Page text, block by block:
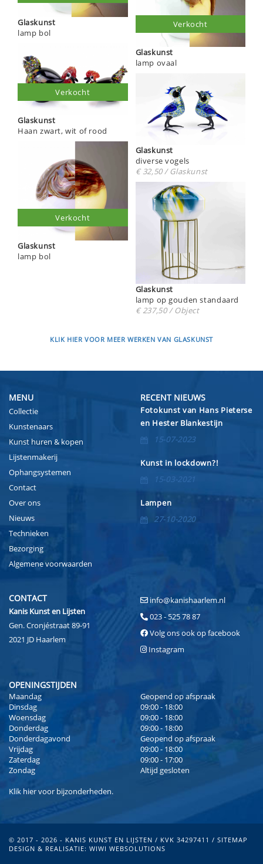
Glaskunst
lamp bol
Glaskunst
Haan zwart, wit of rood
Verkocht
Glaskunst
lamp bol
Verkocht
Glaskunst
lamp ovaal
Verkocht
Glaskunst
diverse vogels
€ 32,50 / Glaskunst
Glaskunst
lamp op gouden standaard
€ 237,50 / Object
KLIK HIER VOOR MEER WERKEN VAN GLASKUNST
MENU
Collectie
Kunstenaars
Kunst huren & kopen
Lijstenmakerij
Ophangsystemen
Contact
Over ons
Nieuws
Technieken
Bezorging
Algemene voorwaarden
RECENT NIEUWS
Fotokunst van Hans Pieterse
en Hester Blankestijn
15-07-2023
Kunst in lockdown?!
15-03-2021
Lampen
27-10-2020
CONTACT
Kanis Kunst en Lijsten
Gen. Cronjéstraat 89-91
2021 JD Haarlem
info@kanishaarlem.nl
023 - 525 78 87
Volg ons ook op facebook
Instagram
OPENINGSTIJDEN
Maandag
Geopend op afspraak
Dinsdag
09:00 - 18:00
Woensdag
09:00 - 18:00
Donderdag
09:00 - 18:00
Donderdagavond
Geopend op afspraak
Vrijdag
09:00 - 18:00
Zaterdag
09:00 - 17:00
Zondag
Altijd gesloten
Klik hiervoor bijzonderheden.
© 2017 - 2026 - KANIS KUNST EN LIJSTEN / KVK 34297411 / SITEMAP
DESIGN & REALISATIE: WIWI WEBSOLUTIONS